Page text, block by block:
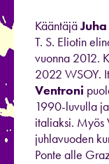
Kääntäjä
T. S. Eliotin
vuonna 2012.
2022 WSOY.
Ventroni
1990-luvulla
italiaksi. Myös
juhlavuoden
Ponte alle